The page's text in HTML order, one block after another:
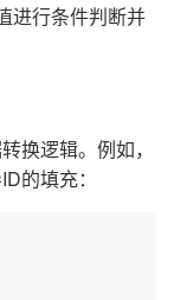
进行条件判断并
换逻辑。例如，
的填充：